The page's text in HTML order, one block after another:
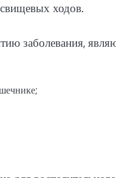
ходов.
заболевания,